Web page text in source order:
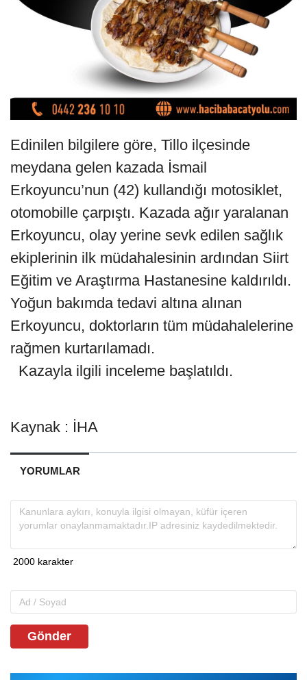
Edinilen bilgilere göre, Tillo ilçesinde
meydana gelen kazada İsmail
Erkoyuncu’nun (42) kullandığı motosiklet,
otomobille çarpıştı. Kazada ağır yaralanan
Erkoyuncu, olay yerine sevk edilen sağlık
ekiplerinin ilk müdahalesinin ardından Siirt
Eğitim ve Araştırma Hastanesine kaldırıldı.
Yoğun bakımda tedavi altına alınan
Erkoyuncu, doktorların tüm müdahalelerine
rağmen kurtarılamadı.
Kazayla ilgili inceleme başlatıldı.
Kaynak : İHA
YORUMLAR
Gönder